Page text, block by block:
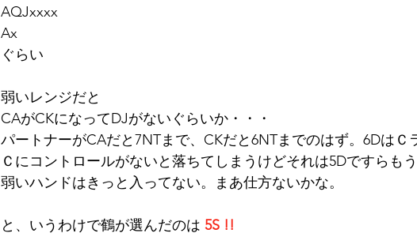
AQJxxxx
Ax
ぐらい
弱いレンジだと
CAがCKになってDJがないぐらいか・・・
パートナーがCAだと7NTまで、CKだと6NTまでのはず。6DはＣ
Ｃにコントロールがないと落ちてしまうけどそれは5Dですらも
弱いハンドはきっと入ってない。まあ仕方ないかな。
と、いうわけで鶴が選んだのは 5S !!